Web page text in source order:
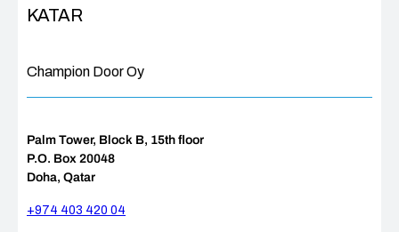
KATAR
Champion Door Oy
Palm Tower, Block B, 15th floor
P.O. Box 20048
Doha, Qatar
+974 403 420 04